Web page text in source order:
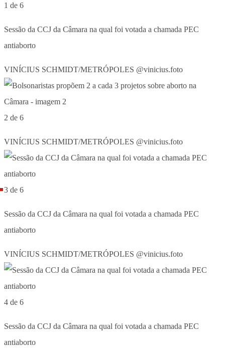
1 de 6
Sessão da CCJ da Câmara na qual foi votada a chamada PEC
antiaborto
VINÍCIUS SCHMIDT/METRÓPOLES @vinicius.foto
2 de 6
VINÍCIUS SCHMIDT/METRÓPOLES @vinicius.foto
3 de 6
Sessão da CCJ da Câmara na qual foi votada a chamada PEC
antiaborto
VINÍCIUS SCHMIDT/METRÓPOLES @vinicius.foto
4 de 6
Sessão da CCJ da Câmara na qual foi votada a chamada PEC
antiaborto